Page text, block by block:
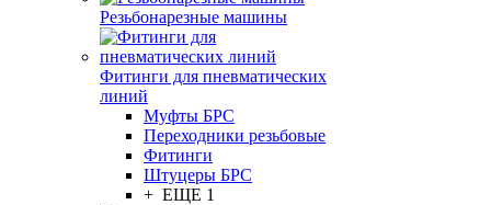
Резьбонарезные машины
Фитинги для пневматических
линий
Муфты БРС
Переходники резьбовые
Фитинги
Штуцеры БРС
+ ЕЩЕ 1